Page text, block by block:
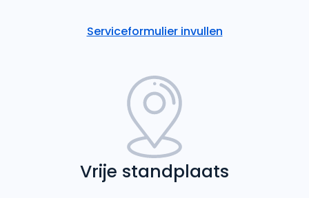
Serviceformulier invullen
Vrije standplaats